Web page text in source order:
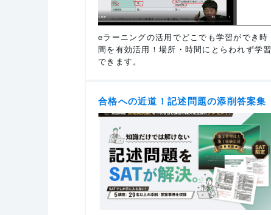
eラーニングの活用でどこでも学習ができ時
間を有効活用！場所・時間にとらわれず学習
できます。
合格への近道！記述問題の添削答案集